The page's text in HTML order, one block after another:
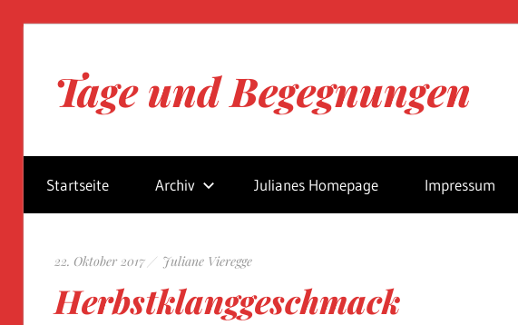
springenTage und Begegnungen
von
Juliane
Vieregge
Startseite Archiv Julianes Homepage Impressum
22. Oktober 2017 Juliane Vieregge
Herbstklanggeschmack